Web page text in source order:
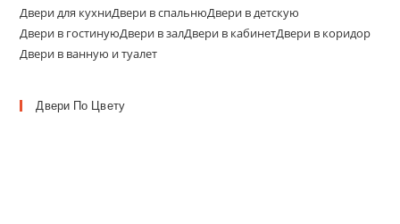
Двери для кухниДвери в спальнюДвери в детскую
Двери в гостинуюДвери в залДвери в кабинетДвери в коридор
Двери в ванную и туалет
Двери По Цвету